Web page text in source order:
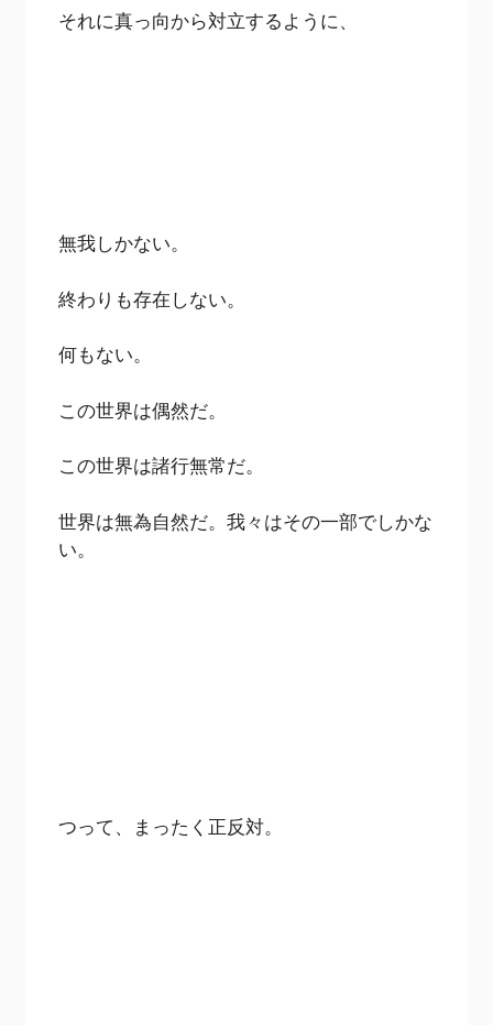
それに真っ向から対立するように、
無我しかない。
終わりも存在しない。
何もない。
この世界は偶然だ。
この世界は諸行無常だ。
世界は無為自然だ。我々はその一部でしかな
い。
つって、まったく正反対。